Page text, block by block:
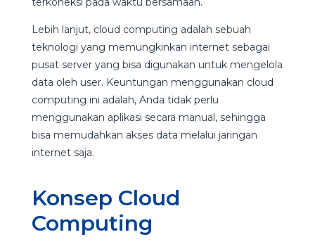
Lebih lanjut, cloud computing adalah sebuah
teknologi yang memungkinkan internet sebagai
pusat server yang bisa digunakan untuk mengelola
data oleh user. Keuntungan menggunakan cloud
computing ini adalah, Anda tidak perlu
menggunakan aplikasi secara manual, sehingga
bisa memudahkan akses data melalui jaringan
internet saja.
Konsep Cloud
Computing